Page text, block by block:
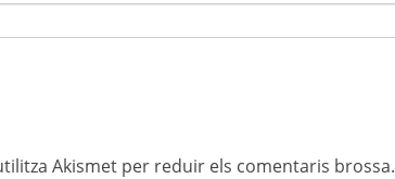
Akismet per reduir els comentaris brossa.